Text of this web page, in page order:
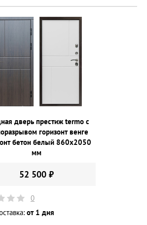
дверь престиж termo с
горизонт венге
бетон белый 860х2050
мм
52 500 ₽
0
от 1 дня